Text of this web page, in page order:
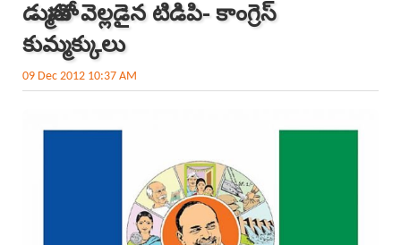
డు‌మ్మాతో వెల్లడైన టిడిపి- కాంగ్రెస్
కుమ్మక్కులు
09 Dec 2012 10:37 AM